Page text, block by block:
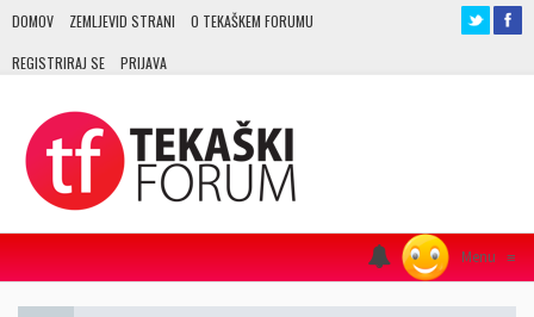
DOMOV ZEMLJEVID STRANI O TEKAŠKEM FORUMU
REGISTRIRAJ SE PRIJAVA
Menu ≡